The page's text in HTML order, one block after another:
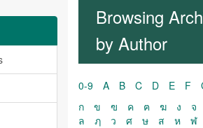
Browsing
by Author
0-9 A B C D E F
ก
ข ฃ ค ฅ ฆ ง จ
ล
ฦ ว ศ ษ ส ห ฬ